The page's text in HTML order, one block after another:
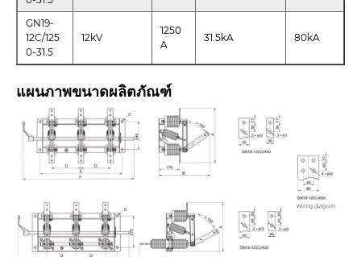
GN19-
12C/125
0-31.5
12kV
1250
A
31.5kA 80kA
แผนภาพขนาดผลิตภัณฑ์